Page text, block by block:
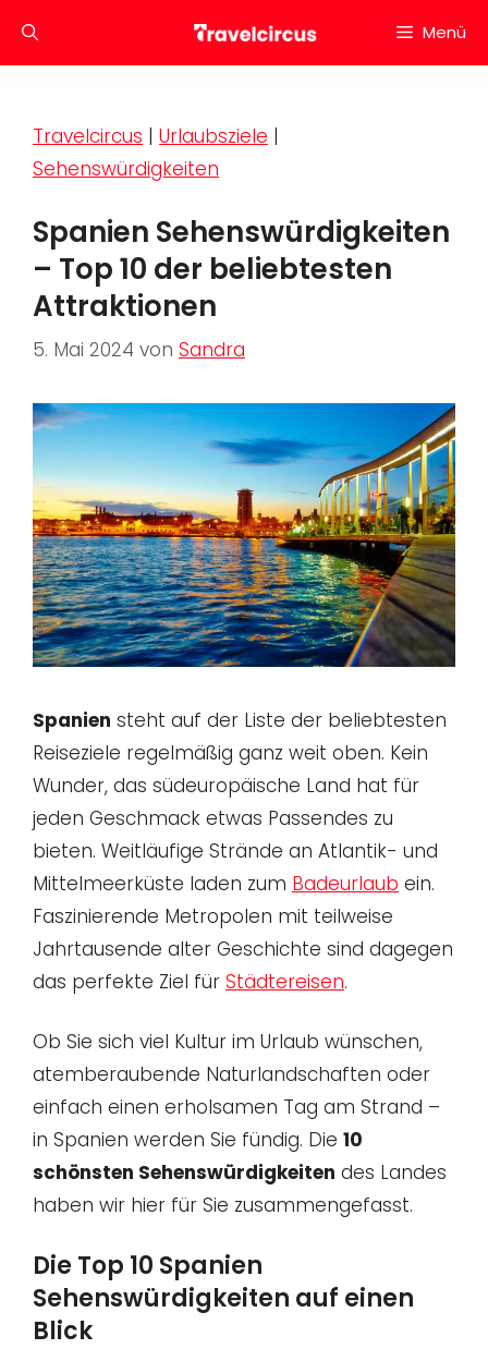
Inhalt
Menü
Travelcircus | Urlaubsziele |
Sehenswürdigkeiten
Spanien Sehenswürdigkeiten
– Top 10 der beliebtesten
Attraktionen
5. Mai 2024 von Sandra
Spanien steht auf der Liste der beliebtesten
Reiseziele regelmäßig ganz weit oben. Kein
Wunder, das südeuropäische Land hat für
jeden Geschmack etwas Passendes zu
bieten. Weitläufige Strände an Atlantik- und
Mittelmeerküste laden zum Badeurlaub ein.
Faszinierende Metropolen mit teilweise
Jahrtausende alter Geschichte sind dagegen
das perfekte Ziel für Städtereisen.
Ob Sie sich viel Kultur im Urlaub wünschen,
atemberaubende Naturlandschaften oder
einfach einen erholsamen Tag am Strand –
in Spanien werden Sie fündig. Die 10
schönsten Sehenswürdigkeiten des Landes
haben wir hier für Sie zusammengefasst.
Die Top 10 Spanien
Sehenswürdigkeiten auf einen
Blick